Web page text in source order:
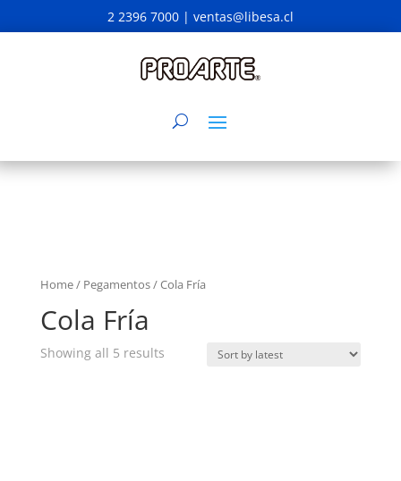
2 2396 7000 | ventas@libesa.cl
Home/ Pegamentos/ Cola Fría
Cola Fría
Showing all 5 results